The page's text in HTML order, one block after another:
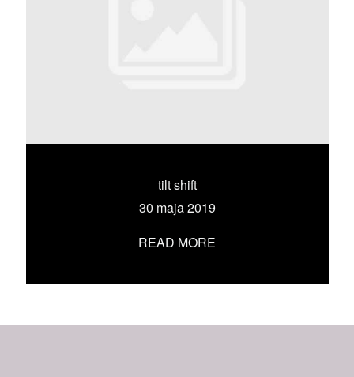
tilt shift
30 maja 2019
READ MORE
UMÓW SIĘ ZE MNĄ →